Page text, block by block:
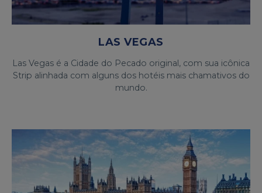
LAS VEGAS
Las Vegas é a Cidade do Pecado original, com sua icônica
Strip alinhada com alguns dos hotéis mais chamativos do
mundo.